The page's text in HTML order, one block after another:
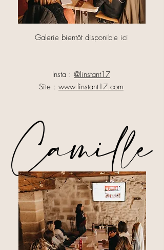
Galerie bientôt disponible ici
Insta : @linstant17
Site : www.linstant17.com
Camille